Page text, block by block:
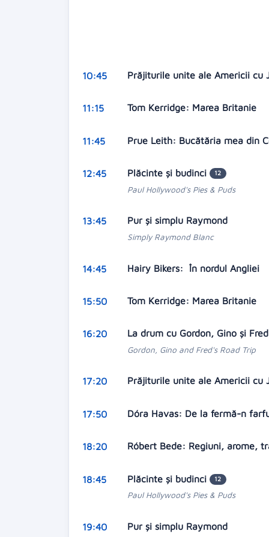
10:45 Prăjiturile unite ale Americii cu
11:15 Tom Kerridge: Marea Britanie
11:45 Prue Leith: Bucătăria mea din
12:45 Plăcinte şi budinci 12
Paul Hollywood's Pies & Puds
13:45 Pur şi simplu Raymond
Simply Raymond Blanc
14:45 Hairy Bikers: În nordul Angliei
15:50 Tom Kerridge: Marea Britanie
16:20 La drum cu Gordon, Gino şi Fred
Gordon, Gino and Fred's Road Trip
17:20 Prăjiturile unite ale Americii cu
17:50 Dóra Havas: De la fermă-n
18:20 Róbert Bede: Regiuni, arome,
18:45 Plăcinte şi budinci 12
Paul Hollywood's Pies & Puds
19:40 Pur şi simplu Raymond